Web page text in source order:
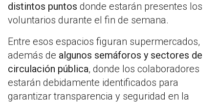
distintos puntos donde estarán presentes los
voluntarios durante el fin de semana.
Entre esos espacios figuran supermercados,
además de algunos semáforos y sectores de
circulación pública, donde los colaboradores
estarán debidamente identificados para
garantizar transparencia y seguridad en la